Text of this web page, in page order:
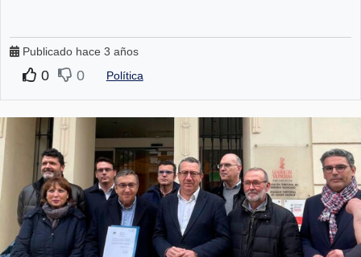
Publicado hace 3 años
0 0 Política